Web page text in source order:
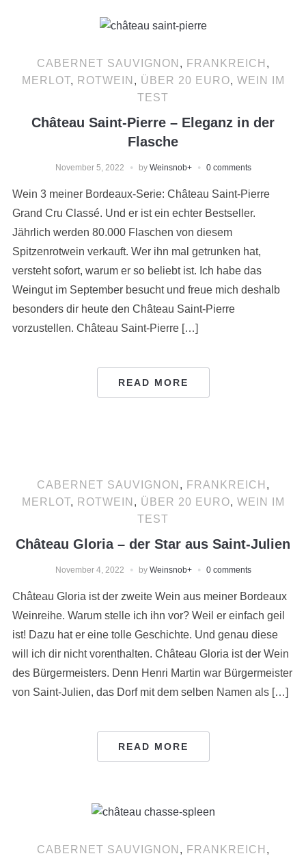
CABERNET SAUVIGNON , FRANKREICH ,
MERLOT, ROTWEIN , ÜBER 20 EURO, WEIN IM
TEST
Château Saint-Pierre – Eleganz in der
Flasche
November 5, 2022 by Weinsnob+ 0 comments
Wein 3 meiner Bordeaux-Serie: Château Saint-Pierre
Grand Cru Classé. Und er ist ein echter Bestseller.
Jährlich werden 80.000 Flaschen von diesem
Spitzenrotwein verkauft. Wer ihn mal getrunken hat,
versteht sofort, warum er so beliebt ist. Ich habe das
Weingut im September besucht und freue mich deshalb
besonders dir heute den Château Saint-Pierre
vorzustellen. Château Saint-Pierre […]
READ MORE
CABERNET SAUVIGNON , FRANKREICH ,
MERLOT, ROTWEIN , ÜBER 20 EURO, WEIN IM
TEST
Château Gloria – der Star aus Saint-Julien
November 4, 2022 by Weinsnob+ 0 comments
Château Gloria ist der zweite Wein aus meiner Bordeaux
Weinreihe. Warum stelle ich ihn vor? Weil er einfach geil
ist! Dazu hat er eine tolle Geschichte. Und genau diese
will ich dir nicht vorenthalten. Château Gloria ist der Wein
des Bürgermeisters. Denn Henri Martin war Bürgermeister
von Saint-Julien, das Dorf mit dem selben Namen als […]
READ MORE
CABERNET SAUVIGNON , FRANKREICH ,